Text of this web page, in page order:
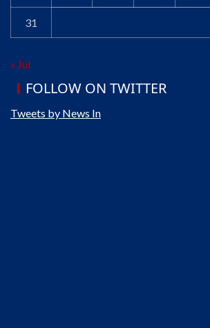
31
« Jul
FOLLOW ON TWITTER
Tweets by News In